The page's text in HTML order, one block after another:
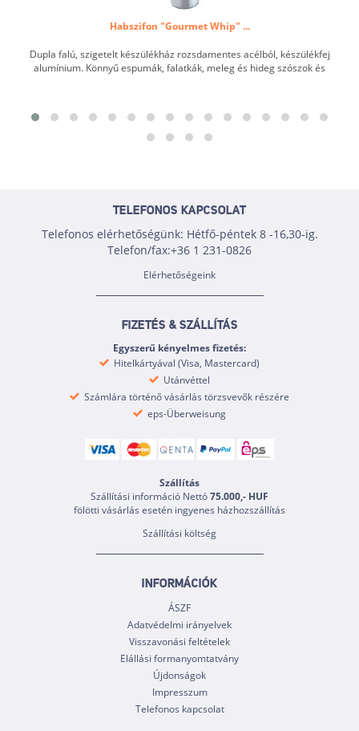
Habszifon "Gourmet Whip" ...
Dupla falú, szigetelt készülékház rozsdamentes acélból, készülékfej
alumínium. Könnyű espumák, falatkák, meleg és hideg szószok és
TELEFONOS KAPCSOLAT
Telefonos elérhetőségünk: Hétfő-péntek 8 -16,30-ig.
Telefon/fax:+36 1 231-0826
Elérhetőségeink
FIZETÉS & SZÁLLÍTÁS
Egyszerű kényelmes fizetés:
Hitelkártyával (Visa, Mastercard)
Utánvéttel
Számlára történő vásárlás törzsvevők részére
eps-Überweisung
Szállítás
Szállítási információ Nettó75.000,- HUF
fölötti vásárlás esetén ingyenes házhozszállítás
Szállítási költség
INFORMÁCIÓK
ÁSZF
Adatvédelmi irányelvek
Visszavonási feltételek
Elállási formanyomtatvány
Újdonságok
Impresszum
Telefonos kapcsolat